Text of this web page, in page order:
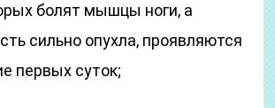
болят мышцы ноги, а
сильно опухла, проявляются
первых суток;